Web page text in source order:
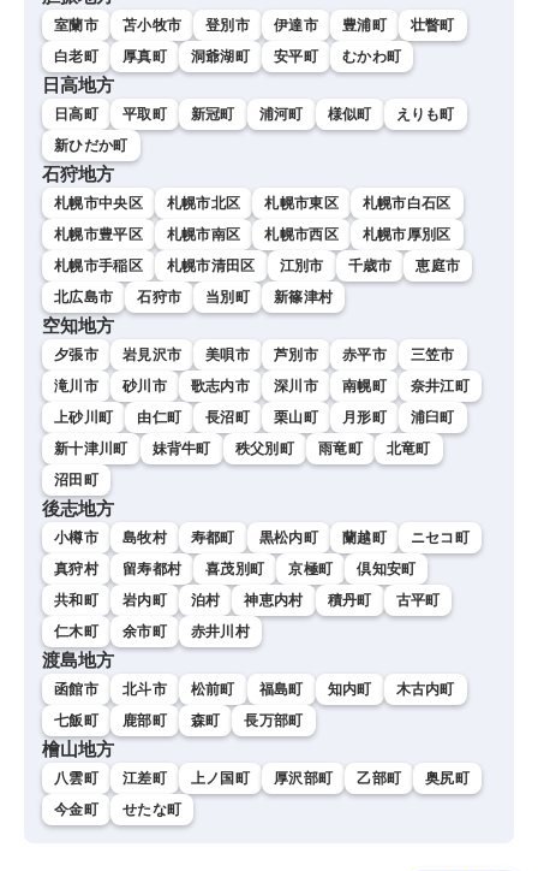
室蘭市 苫小牧市 登別市 伊達市 豊浦町
壮瞥町
白老町
厚真町 洞爺湖町 安平町 むかわ町
日高地方
日高町 平取町 新冠町 浦河町 様似町
えりも町
新ひだか町
石狩地方
札幌市中央区 札幌市北区 札幌市東区
札幌市白石区
札幌市豊平区
札幌市南区 札幌市西区
札幌市厚別区
札幌市手稲区
札幌市清田区 江別市 千歳市
恵庭市
北広島市
石狩市 当別町 新篠津村
空知地方
夕張市 岩見沢市 美唄市 芦別市 赤平市
三笠市
滝川市
砂川市 歌志内市 深川市 南幌町
奈井江町
上砂川町
由仁町 長沼町 栗山町 月形町
浦臼町
新十津川町
妹背牛町 秩父別町 雨竜町
北竜町
沼田町
後志地方
小樽市 島牧村 寿都町 黒松内町 蘭越町
ニセコ町
真狩村
留寿都村 喜茂別町 京極町
倶知安町
共和町
岩内町 泊村 神恵内村 積丹町
古平町
仁木町
余市町 赤井川村
渡島地方
函館市 北斗市 松前町 福島町 知内町
木古内町
七飯町
鹿部町 森町 長万部町
檜山地方
八雲町 江差町 上ノ国町 厚沢部町 乙部町
奥尻町
今金町
せたな町